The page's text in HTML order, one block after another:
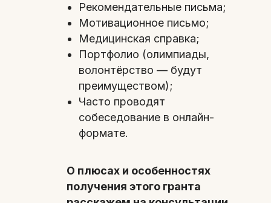
Рекомендательные письма;
Мотивационное письмо;
Медицинская справка;
Портфолио (олимпиады,
волонтёрство — будут
преимуществом);
Часто проводят
собеседование в онлайн-
формате.
О плюсах и особенностях
получения этого гранта